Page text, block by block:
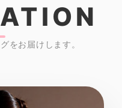
をお届けします。